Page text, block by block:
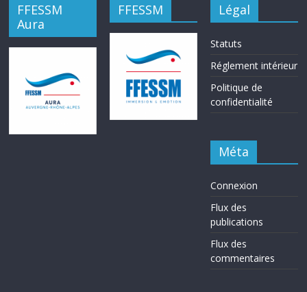
FFESSM
Aura
FFESSM Légal
Statuts
Réglement intérieur
Politique de
confidentialité
Méta
Connexion
Flux des
publications
Flux des
commentaires